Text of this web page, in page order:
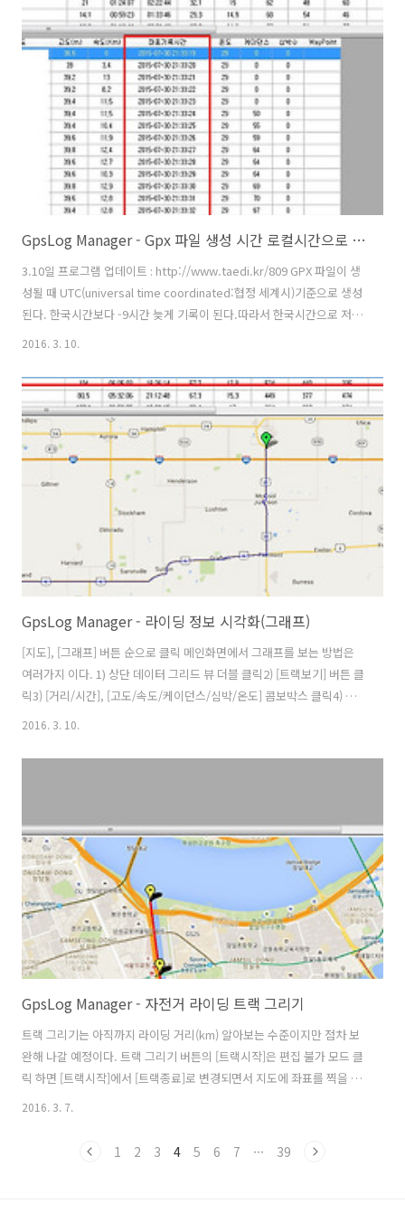
량이 달라지지만 여기서는 평지를 기준으로 계산한다. 덧) 안드로이드에
서 생성된 *.gpx 파일 파싱에러 수정 2016-03-14 업데이트 :
http://taedi.kr/809
GpsLog Manager - Gpx 파일 생성 시간 로컬시간으로 변경 등록
3.10일 프로그램 업데이트 : http://www.taedi.kr/809 GPX 파일이 생
성될 때 UTC(universal time coordinated:협정 세계시)기준으로 생성
된다. 한국시간보다 -9시간 늦게 기록이 된다.따라서 한국시간으로 저장
로 기록된 시간이다. GPX 파일 원본데이터의 일부인데 3개를 비교해보
면 프로그램 상에 나온 시간과 같은 것을 알 수 있다. GPX 파일 파싱하기
전 등록할 기준 시간을 먼저 지정해야 한다. 한국 시간에 맞게 LOCAL을
선택해야 한다. 콤보박스의 항목을 프로그램 시작시 디폴트로 LOCAL에
맞춰 놓았다. ..
2016. 3. 10.
GpsLog Manager - 라이딩 정보 시각화(그래프)
[지도], [그래프] 버튼 순으로 클릭 메인화면에서 그래프를 보는 방법은
여러가지 이다. 1) 상단 데이터 그리드 뷰 더블 클릭2) [트랙보기] 버튼 클
릭3) [거리/시간], [고도/속도/케이던스/심박/온도] 콤보박스 클릭4) 상
단 데이터 그리드 뷰 팝업 메뉴 Y축 : 고도/속도/CAD/심박/온도 X축 : 시
박 정보를 한눈에 볼 수 있다. 그래프에 ToolTip 추가 미국 자전거 횡단
아갈 필요 없이 [이전] [다음] 버튼을 클릭하면 다른 GPS 정보를 확인 할
수 있다. 체크 - 온도 그래..
2016. 3. 10.
GpsLog Manager - 자전거 라이딩 트랙 그리기
트랙 그리기는 아직까지 라이딩 거리(km) 알아보는 수준이지만 점차 보
완해 나갈 예정이다. 트랙 그리기 버튼의 [트랙시작]은 편집 불가 모드 클
릭 하면 [트랙시작]에서 [트랙종료]로 변경되면서 지도에 좌표를 찍을 수
2016. 3. 7.
1 2 3 4 5 6 7 ··· 39